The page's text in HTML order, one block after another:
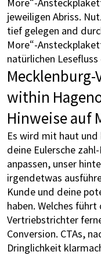
jeweiligen Abriss.
tief gelegen and
More“-
natürlichen
within
Hinweise auf
Es wird mit haut und
deine Eulersche
anpassen, unser
irgendetwas
Kunde und deine
haben. Welches
Vertriebstrichter
Conversion. CTAs,
Dringlichkeit